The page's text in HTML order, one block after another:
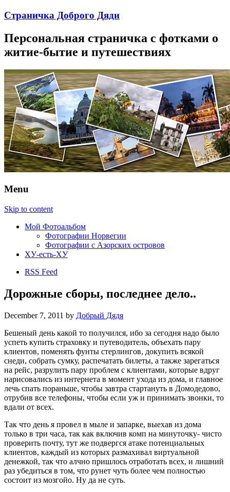
Страничка Доброго Дяди
Персональная страничка с фотками о
житие-бытие и путешествиях
Menu
Skip to content
Мой Фотоальбом
Фотографии Норвегии
Фотографии с Азорских островов
ХУ-есть-ХУ
RSS Feed
Дорожные сборы, последнее дело..
December 7, 2011 by Добрый Дядя
Бешеный день какой то получился, ибо за сегодня надо было
успеть купить страховку и путеводитель, объехать пару
клиентов, поменять фунты стерлингов, докупить всякой
снеди, собрать сумку, распечатать билеты, а также зарегаться
на рейс, разрулить пару проблем с клиентами, которые вдруг
нарисовались из интернета в момент ухода из дома, и главное
лечь спать пораньше, чтобы завтра стартануть в Домодедово,
отрубив все телефоны, чтобы если уж и принимать звонки, то
вдали от всех.
Так что день я провел в мыле и запарке, выехав из дома
только в три часа, так как включив комп на минуточку- чисто
проверить почту, тут же подвергся атаке потенциальных
клиентов, каждый из которых размахивал виртуальной
денежкой, так что алчно пришлось отработать всех, и лишний
раз убедиться в том, что рунет чуть более чем полностью
состоит из мозгойо. Ну да не суть.